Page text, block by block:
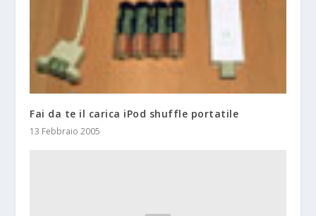
Fai da te il carica iPod shuffle portatile
13 Febbraio 2005